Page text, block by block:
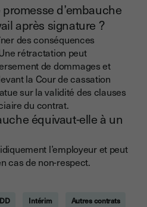
d’embauche
après signature ?
des conséquences
rétractation peut
de dommages et
la Cour de cassation
sur la validité des clauses
du contrat.
équivaut-elle à un
l’employeur et peut
cas de non-respect.
Intérim Autres contrats